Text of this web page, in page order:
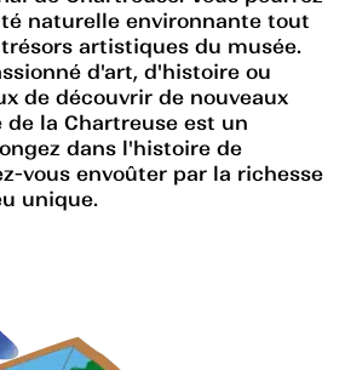
naturelle environnante tout
artistiques du musée.
d'art, d'histoire ou
de découvrir de nouveaux
de la Chartreuse est un
dans l'histoire de
vous envoûter par la richesse
unique.